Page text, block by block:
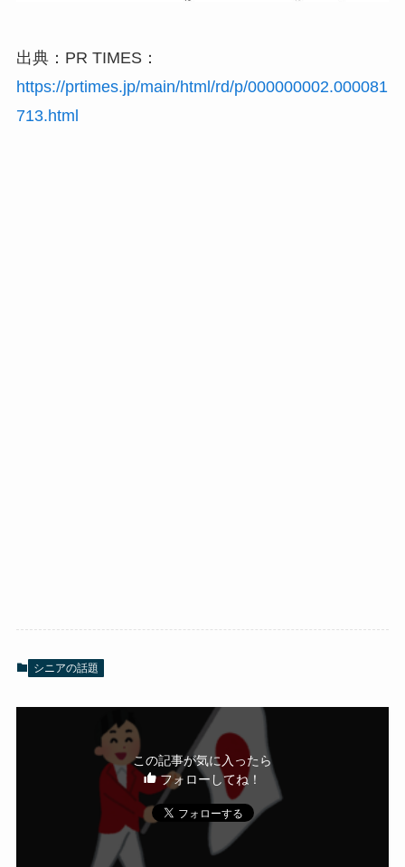
出典：PR TIMES：
https://prtimes.jp/main/html/rd/p/000000002.000081
713.html
シニアの話題
この記事が気に入ったら
フォローしてね！